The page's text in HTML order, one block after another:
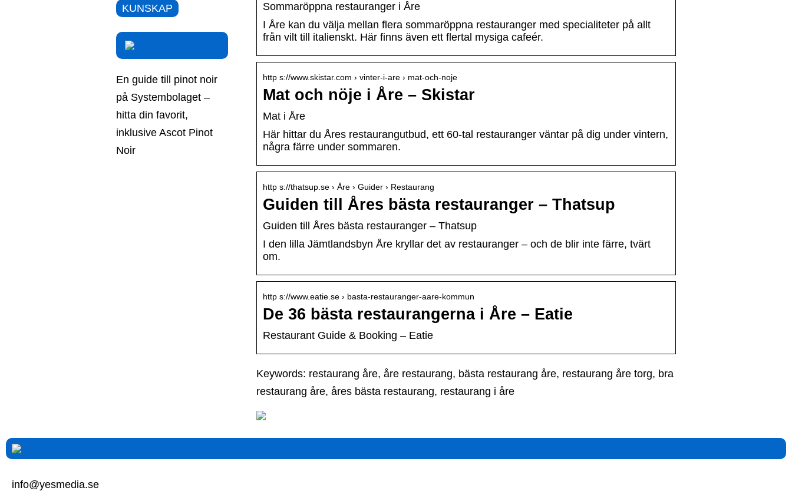
Sommaröppna restauranger i Åre
I Åre kan du välja mellan flera sommaröppna restauranger med specialiteter på allt
från vilt till italienskt. Här finns även ett flertal mysiga cafeér.
http s://www.skistar.com › vinter-i-are › mat-och-noje
Mat och nöje i Åre – Skistar
Mat i Åre
Här hittar du Åres restaurangutbud, ett 60-tal restauranger väntar på dig under vintern,
några färre under sommaren.
http s://thatsup.se › Åre › Guider › Restaurang
Guiden till Åres bästa restauranger – Thatsup
Guiden till Åres bästa restauranger – Thatsup
I den lilla Jämtlandsbyn Åre kryllar det av restauranger – och de blir inte färre, tvärt
om.
http s://www.eatie.se › basta-restauranger-aare-kommun
De 36 bästa restaurangerna i Åre – Eatie
Restaurant Guide & Booking – Eatie
Keywords: restaurang åre, åre restaurang, bästa restaurang åre, restaurang åre torg, bra
restaurang åre, åres bästa restaurang, restaurang i åre
KUNSKAP
En guide till pinot noir
på Systembolaget –
hitta din favorit,
inklusive Ascot Pinot
Noir
info@yesmedia.se